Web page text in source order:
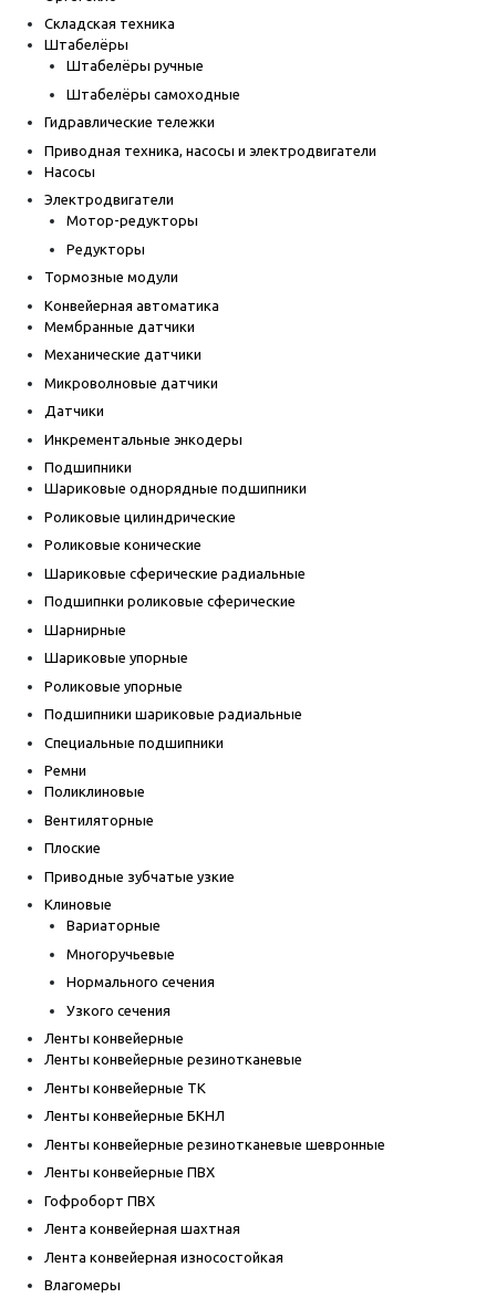
Складская техника
Штабелёры
Штабелёры ручные
Штабелёры самоходные
Гидравлические тележки
Приводная техника, насосы и электродвигатели
Насосы
Электродвигатели
Мотор-редукторы
Редукторы
Тормозные модули
Конвейерная автоматика
Мембранные датчики
Механические датчики
Микроволновые датчики
Датчики
Инкрементальные энкодеры
Подшипники
Шариковые однорядные подшипники
Роликовые цилиндрические
Роликовые конические
Шариковые сферические радиальные
Подшипнки роликовые сферические
Шарнирные
Шариковые упорные
Роликовые упорные
Подшипники шариковые радиальные
Специальные подшипники
Ремни
Поликлиновые
Вентиляторные
Плоские
Приводные зубчатые узкие
Клиновые
Вариаторные
Многоручьевые
Нормального сечения
Узкого сечения
Ленты конвейерные
Ленты конвейерные резинотканевые
Ленты конвейерные ТК
Ленты конвейерные БКНЛ
Ленты конвейерные резинотканевые шевронные
Ленты конвейерные ПВХ
Гофроборт ПВХ
Лента конвейерная шахтная
Лента конвейерная износостойкая
Влагомеры